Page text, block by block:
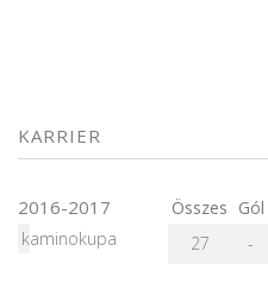
KARRIER
2016-2017 Összes Gól
kaminokupa
27 -